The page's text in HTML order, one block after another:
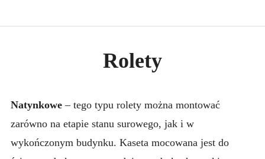
ROLETY
USŁUGI
AKTUALNOŚCI – GALERIA
Rolety
Natynkowe– tego typu rolety można montować
zarówno na etapie stanu surowego, jak i w
wykończonym budynku. Kaseta mocowana jest do